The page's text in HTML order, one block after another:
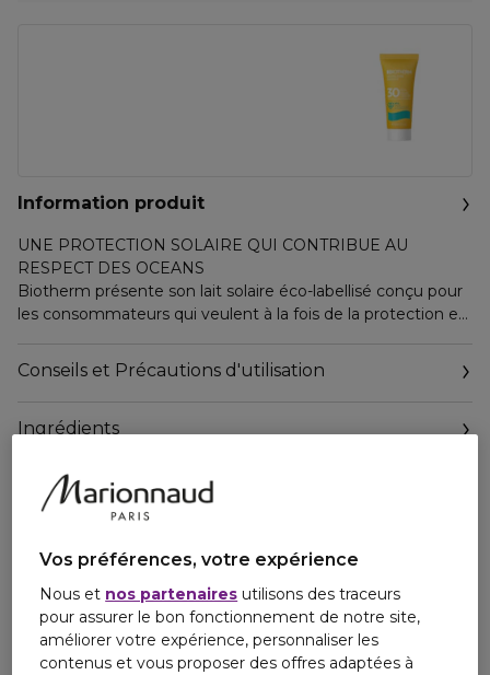
Information produit
UNE PROTECTION SOLAIRE QUI CONTRIBUE AU
RESPECT DES OCEANS
Biotherm présente son lait solaire éco-labellisé conçu pour
les consommateurs qui veulent à la fois de la protection et
Certifié par l'éco-label indépendant Nordic Swan, le
Waterlover Sun Milk possède une base de formule
Il offre une très haute protection solaire à large spectre
contre les UVA et les UVB.
Sa texture lait s'applique facilement, ne laisse pas de traces
UN EMBALLAGE ÉCO-CONÇU
Dans le cadre de notre engagement, votre produit est
disponible dans une bouteille en plastique 100% recyclé* et
recyclable.
Conseils et Précautions d'utilisation
Ingrédients
Vos préférences, votre expérience
Nous et nos partenaires utilisons des traceurs
pour assurer le bon fonctionnement de notre site,
améliorer votre expérience, personnaliser les
contenus et vous proposer des offres adaptées à